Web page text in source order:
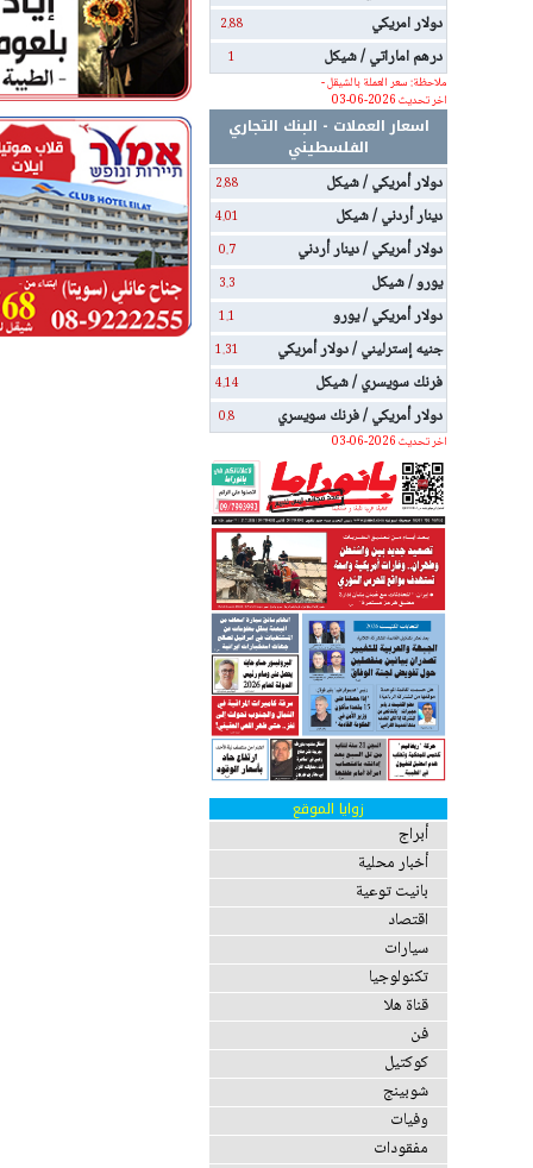
دولار امريكي 2.88
درهم اماراتي / شيكل
1
ملاحظة: سعر العملة بالشيقل -
اخر تحديث 2026-06-03
اسعار العملات - البنك التجاري
الفلسطيني
دولار أمريكي / شيكل
2.88
دينار أردني / شيكل 4.01
دولار أمريكي / دينار أردني 0.7
يورو / شيكل 3.3
دولار أمريكي / يورو 1.1
جنيه إسترليني / دولار أمريكي 1.31
فرنك سويسري / شيكل 4.14
دولار أمريكي / فرنك سويسري
0.8
اخر تحديث 2026-06-03
زوايا الموقع
أبراج
أخبار محلية
بانيت توعية
اقتصاد
سيارات
تكنولوجيا
قناة هلا
فن
كوكتيل
شوبينج
وفيات
مفقودات